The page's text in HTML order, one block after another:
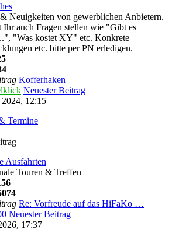
Neuigkeiten von gewerblichen Anbietern.
auch Fragen stellen wie "Gibt es
"Was kostet XY" etc. Konkrete
etc. bitte per PN erledigen.
Kofferhaken
Neuester Beitrag
12:15
Termine
Ausfahrten
Touren & Treffen
Re: Vorfreude auf das HiFaKo …
Neuester Beitrag
17:37